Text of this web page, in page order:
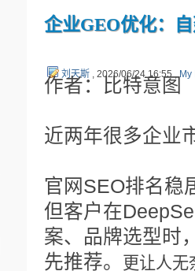
企业GEO优化：
刘天斯, 2026/06/24 16:55 ,My
作者：比特意图
近两年很多企业
官网SEO排名稳
但客户在
案、品牌选型时
先推荐。
更让人